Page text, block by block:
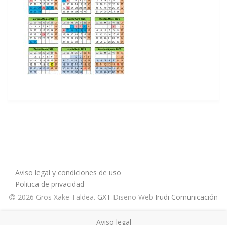
Aviso legal y condiciones de uso
Aviso legal
Politica de privacidad
2026 Gros Xake Taldea. GXT Diseño Web Irudi Comunicación